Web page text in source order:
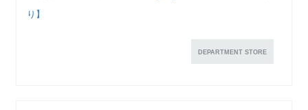
り】
DEPARTMENT STORE